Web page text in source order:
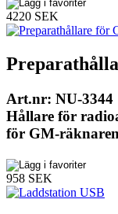
4220 SEK
Art.nr: NU-3344
Hållare för
för GM-
958 SEK